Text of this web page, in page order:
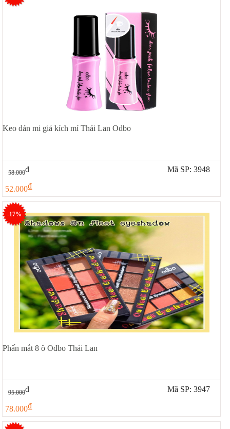
Keo dán mi giả kích mí Thái Lan Odbo
58.000đ
52.000đ
Mã SP: 3948
-17%
Phấn mắt 8 ô Odbo Thái Lan
95.000đ
78.000đ
Mã SP: 3947